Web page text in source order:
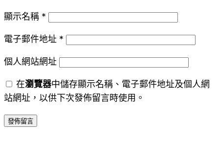
顯示名稱 *
電子郵件地址 *
個人網站網址
在瀏覽器中儲存顯示名稱、電子郵件地址及個人網
站網址，以供下次發佈留言時使用。